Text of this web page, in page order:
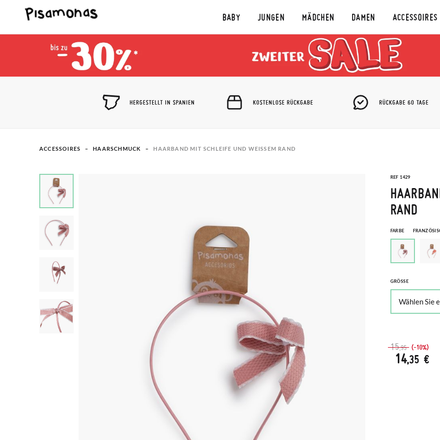
BABY JUNGEN MÄDCHEN DAMEN ACCESSOIRES
HERGESTELLT IN SPANIEN KOSTENLOSE RÜCKGABE RÜCKGABE 60 TAGE
ACCESSOIRES HAARSCHMUCK HAARBAND MIT SCHLEIFE UND WEISSEM RAND
REF 1429
AND
FARBE
GRÖSSE
15,95 (-10%)
14,35 €